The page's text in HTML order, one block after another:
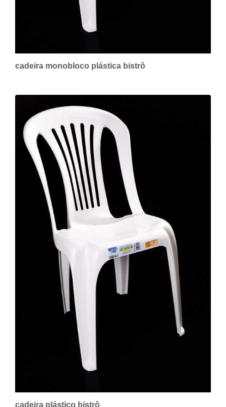
cadeira monobloco plástica bistrô
cadeira plástico bistrô